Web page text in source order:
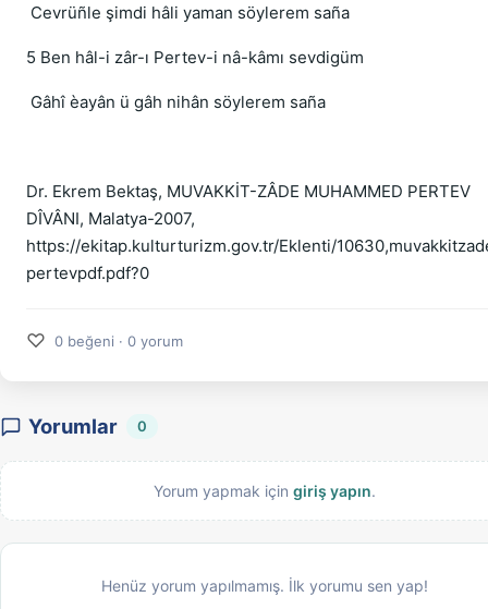
Cevrüñle şimdi hâli yaman söylerem saña
5 Ben hâl-i zâr-ı Pertev-i nâ-kâmı sevdigüm
Gâhî èayân ü gâh nihân söylerem saña
Dr. Ekrem Bektaş, MUVAKKİT-ZÂDE MUHAMMED PERTEV
DÎVÂNI, Malatya-2007,
https://ekitap.kulturturizm.gov.tr/Eklenti/
pertevpdf.pdf?0
♡ 0 beğeni · 0 yorum
Yorumlar 0
Yorum yapmak için giriş yapın.
Henüz yorum yapılmamış. İlk yorumu sen yap!